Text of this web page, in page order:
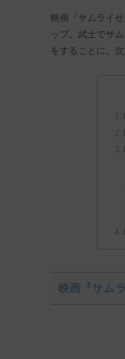
映画『サムライ
ップ。武士でサ
をすることに。
映画『サム